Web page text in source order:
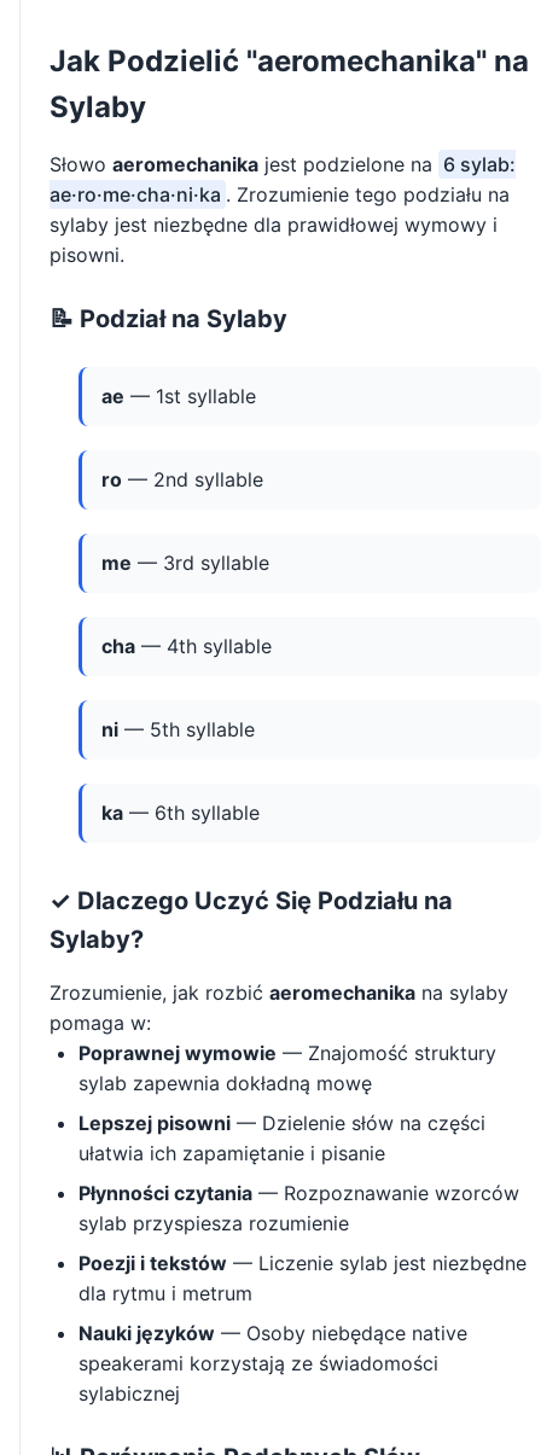
Jak Podzielić "aeromechanika" na
Sylaby
Słowo aeromechanika jest podzielone na 6 sylab:
ae·ro·me·cha·ni·ka . Zrozumienie tego podziału na
sylaby jest niezbędne dla prawidłowej wymowy i
pisowni.
📝 Podział na Sylaby
ae — 1st syllable
ro — 2nd syllable
me — 3rd syllable
cha — 4th syllable
ni — 5th syllable
ka — 6th syllable
✓ Dlaczego Uczyć Się Podziału na
Sylaby?
Zrozumienie, jak rozbić aeromechanika na sylaby
pomaga w:
Poprawnej wymowie — Znajomość struktury
sylab zapewnia dokładną mowę
Lepszej pisowni — Dzielenie słów na części
ułatwia ich zapamiętanie i pisanie
Płynności czytania — Rozpoznawanie wzorców
sylab przyspiesza rozumienie
Poezji i tekstów — Liczenie sylab jest niezbędne
dla rytmu i metrum
Nauki języków — Osoby niebędące native
speakerami korzystają ze świadomości
sylabicznej